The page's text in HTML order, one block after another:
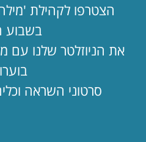
"אמא, יש משהו שאני חייב לספר
לקריאת המאמר »
החופש כאן. בעלי שם. איך
הצטרפו לקהילת
בשבוע
את הניוזלטר שלנו עם
סרטוני השראה